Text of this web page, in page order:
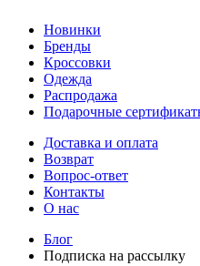
Новинки
Бренды
Кроссовки
Одежда
Распродажа
Подарочные
Доставка и оплата
Возврат
Вопрос-ответ
Контакты
О нас
Блог
Подписка на рассылку